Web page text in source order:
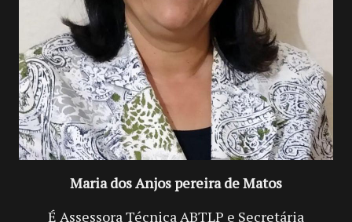
Maria dos Anjos pereira de Matos
É Assessora Técnica ABTLP e Secretária